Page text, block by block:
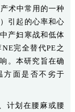
术中常用的一种
引起的心率和心
产妇寒战和低体
完全替代PE之
。本研究旨在确
方面是否不劣于
计划在腰麻或腰